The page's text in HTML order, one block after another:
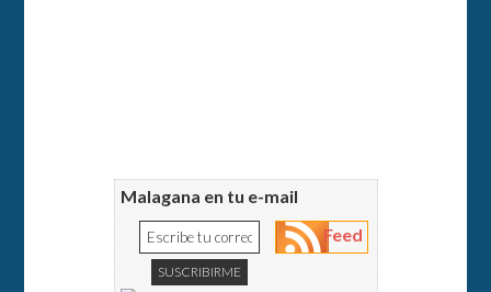
Malagana en tu e-mail
Feed